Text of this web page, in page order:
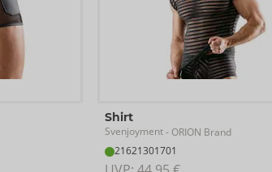
Shirt
Svenjoyment- ORION Brand
21621301701